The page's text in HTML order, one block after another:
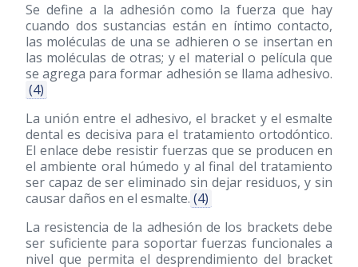
Se define a la adhesión como la fuerza que hay
cuando dos sustancias están en íntimo contacto,
las moléculas de una se adhieren o se insertan en
las moléculas de otras; y el material o película que
se agrega para formar adhesión se llama adhesivo.
(4)
La unión entre el adhesivo, el bracket y el esmalte
dental es decisiva para el tratamiento ortodóntico.
El enlace debe resistir fuerzas que se producen en
el ambiente oral húmedo y al final del tratamiento
ser capaz de ser eliminado sin dejar residuos, y sin
causar daños en el esmalte. (4)
La resistencia de la adhesión de los brackets debe
ser suficiente para soportar fuerzas funcionales a
nivel que permita el desprendimiento del bracket